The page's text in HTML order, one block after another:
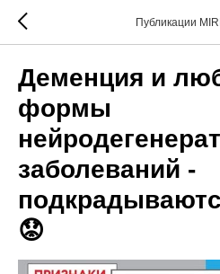
Публикации
Деменция и
формы
заболеваний -
😟